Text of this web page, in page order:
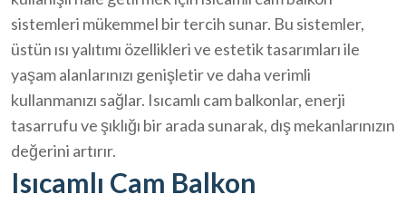
sistemleri mükemmel bir tercih sunar. Bu sistemler,
üstün ısı yalıtımı özellikleri ve estetik tasarımları ile
yaşam alanlarınızı genişletir ve daha verimli
kullanmanızı sağlar. Isıcamlı cam balkonlar, enerji
tasarrufu ve şıklığı bir arada sunarak, dış mekanlarınızın
değerini artırır.
Isıcamlı Cam Balkon